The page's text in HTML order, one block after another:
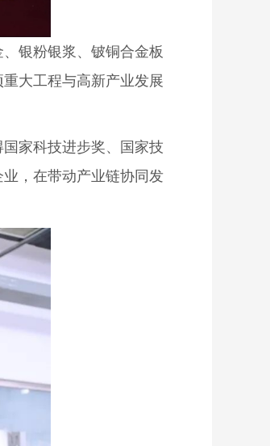
银粉银浆、铍铜合金板
大工程与高新产业发展
家科技进步奖、国家技
，在带动产业链协同发